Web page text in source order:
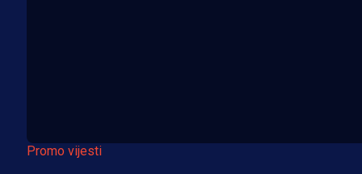
Promo vijesti